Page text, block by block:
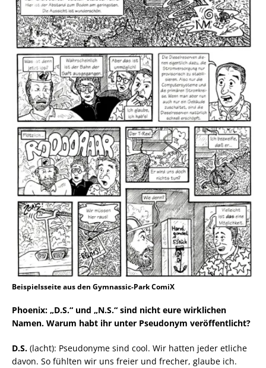
Beispielsseite aus den Gymnassic-Park ComiX
Phoenix: „D.S.“ und „N.S.“ sind nicht eure wirklichen
Namen. Warum habt ihr unter Pseudonym veröffentlicht?
D.S. (lacht): Pseudonyme sind cool. Wir hatten jeder etliche
davon. So fühlten wir uns freier und frecher, glaube ich.